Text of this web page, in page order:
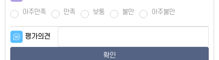
아주만족 만족 보통 불만 아주불만
평가의견
확인